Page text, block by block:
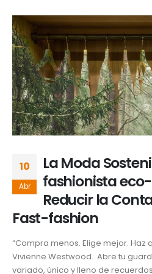
10
Abr
La Moda
fashionista
Reducir la
Fast-fashion
“Compra menos. Elige mejor. Haz
Vivienne Westwood. Abre tu
variado, único y lleno de